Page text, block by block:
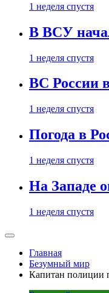
1 неделя спустя
В ВСУ
1 неделя спустя
ВС России
1 неделя спустя
Погода в
1 неделя спустя
На Западе
1 неделя спустя
Главная
Безумный мир
Капитан полиции